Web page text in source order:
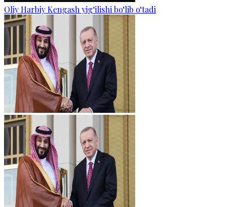
Oliy Harbiy Kengash yig‘ilishi bo‘lib o‘tadi